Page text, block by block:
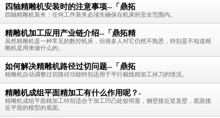
四轴精雕机安装时的注意事项--「鼎拓
四轴精雕机装夹：任何工件装夹必须先确保在机床的安全范围内。
精雕机加工应用产业链介绍--「鼎拓精
虽然精雕机是一种常见的数控机床，但很多人对它仍然不熟悉，特别是不知道精
雕机是用来做什么的。
如何解决精雕机路径过切问题--「鼎拓
精雕机自动调整过切路径功能特别适用于平行截线精加工掉刀的情况。
精雕机成组平面精加工有什么作用呢？-
精雕机成组平面精加工特别适合于加工凹凸处较明显，侧壁接近竖直壁，底面接
近平面的模型的底面。